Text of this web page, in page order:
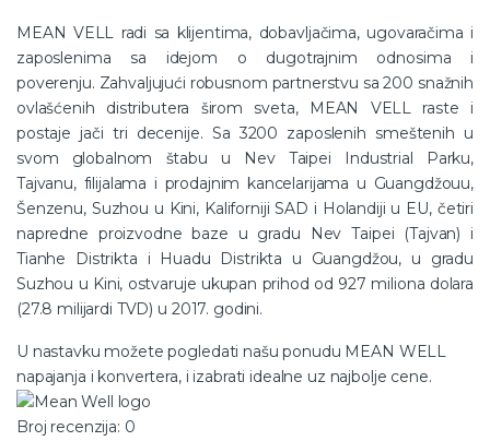
MEAN VELL radi sa klijentima, dobavljačima, ugovaračima i
zaposlenima sa idejom o dugotrajnim odnosima i
poverenju. Zahvaljujući robusnom partnerstvu sa 200 snažnih
ovlašćenih distributera širom sveta, MEAN VELL raste i
postaje jači tri decenije. Sa 3200 zaposlenih smeštenih u
svom globalnom štabu u Nev Taipei Industrial Parku,
Tajvanu, filijalama i prodajnim kancelarijama u Guangdžouu,
Šenzenu, Suzhou u Kini, Kaliforniji SAD i Holandiji u EU, četiri
napredne proizvodne baze u gradu Nev Taipei (Tajvan) i
Tianhe Distrikta i Huadu Distrikta u Guangdžou, u gradu
Suzhou u Kini, ostvaruje ukupan prihod od 927 miliona dolara
(27.8 milijardi TVD) u 2017. godini.
U nastavku možete pogledati našu ponudu MEAN WELL
napajanja i konvertera, i izabrati idealne uz najbolje cene.
Broj recenzija: 0